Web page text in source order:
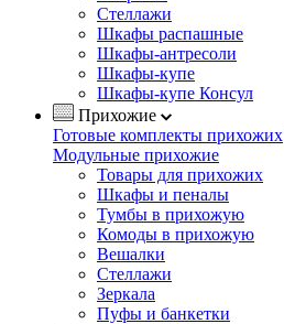
Стеллажи
Шкафы распашные
Шкафы-антресоли
Шкафы-купе
Шкафы-купе Консул
Прихожие
Готовые комплекты прихожих
Модульные прихожие
Товары для прихожих
Шкафы и пеналы
Тумбы в прихожую
Комоды в прихожую
Вешалки
Стеллажи
Зеркала
Пуфы и банкетки